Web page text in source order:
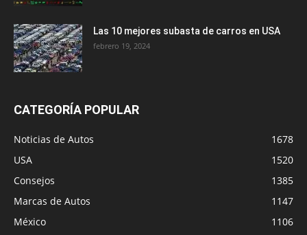
Las 10 mejores subasta de carros en USA
febrero 19, 2024
CATEGORÍA POPULAR
Noticias de Autos
1678
USA
1520
Consejos
1385
Marcas de Autos
1147
México
1106